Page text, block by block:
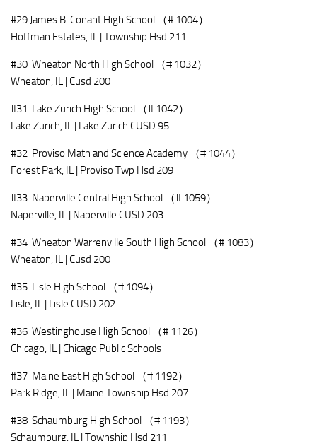
#29 James B. Conant High School （# 1004）
Hoffman Estates, IL | Township Hsd 211
#30 Wheaton North High School （# 1032）
Wheaton, IL | Cusd 200
#31 Lake Zurich High School （# 1042）
Lake Zurich, IL | Lake Zurich CUSD 95
#32 Proviso Math and Science Academy （# 1044）
Forest Park, IL | Proviso Twp Hsd 209
#33 Naperville Central High School （# 1059）
Naperville, IL | Naperville CUSD 203
#34 Wheaton Warrenville South High School （# 1083）
Wheaton, IL | Cusd 200
#35 Lisle High School （# 1094）
Lisle, IL | Lisle CUSD 202
#36 Westinghouse High School （# 1126）
Chicago, IL | Chicago Public Schools
#37 Maine East High School （# 1192）
Park Ridge, IL | Maine Township Hsd 207
#38 Schaumburg High School （# 1193）
Schaumburg, IL | Township Hsd 211